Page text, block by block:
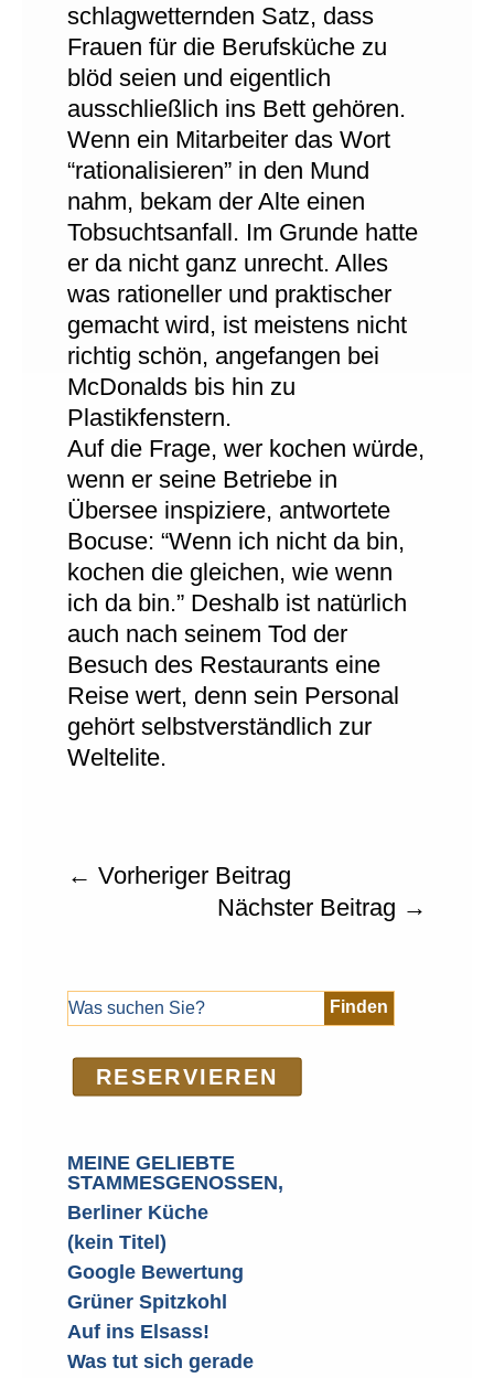
schlagwetternden Satz, dass
Frauen für die Berufsküche zu
blöd seien und eigentlich
ausschließlich ins Bett gehören.
Wenn ein Mitarbeiter das Wort
“rationalisieren” in den Mund
nahm, bekam der Alte einen
Tobsuchtsanfall. Im Grunde hatte
er da nicht ganz unrecht. Alles
was rationeller und praktischer
gemacht wird, ist meistens nicht
richtig schön, angefangen bei
McDonalds bis hin zu
Plastikfenstern.
Auf die Frage, wer kochen würde,
wenn er seine Betriebe in
Übersee inspiziere, antwortete
Bocuse: “Wenn ich nicht da bin,
kochen die gleichen, wie wenn
ich da bin.” Deshalb ist natürlich
auch nach seinem Tod der
Besuch des Restaurants eine
Reise wert, denn sein Personal
gehört selbstverständlich zur
Weltelite.
← Vorheriger Beitrag
Nächster Beitrag →
RE­SER­VIEREN
MEINE GELIEBTE
STAMMESGENOSSEN,
Berliner Küche
(kein Titel)
Google Bewertung
Grüner Spitzkohl
Auf ins Elsass!
Was tut sich gerade